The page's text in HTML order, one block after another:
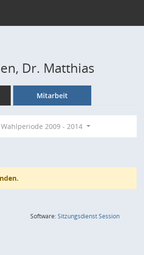
Dr. Matthias
Mitarbeit
Wahlperiode 2009 - 2014
Software:SitzungsdienstSession(Wird in